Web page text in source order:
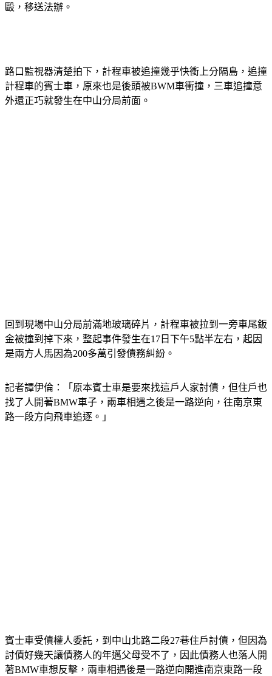
毆，移送法辦。
路口監視器清楚拍下，計程車被追撞幾乎快衝上分隔島，追撞
計程車的賓士車，原來也是後頭被BWM車衝撞，三車追撞意
外還正巧就發生在中山分局前面。
回到現場中山分局前滿地玻璃碎片，計程車被拉到一旁車尾鈑
金被撞到掉下來，整起事件發生在17日下午5點半左右，起因
是兩方人馬因為200多萬引發債務糾紛。
記者譚伊倫：「原本賓士車是要來找這戶人家討債，但住戶也
找了人開著BMW車子，兩車相遇之後是一路逆向，往南京東
路一段方向飛車追逐。」
賓士車受債權人委託，到中山北路二段27巷住戶討債，但因為
討債好幾天讓債務人的年邁父母受不了，因此債務人也落人開
著BMW車想反擊，兩車相遇後是一路逆向開進南京東路一段